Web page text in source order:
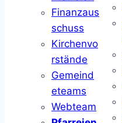
Finanzaus
schuss
Kirchenvo
rstände
Gemeind
eteams
Webteam